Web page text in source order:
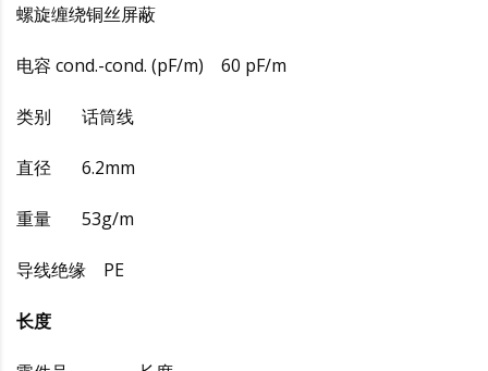
螺旋缠绕铜丝屏蔽
电容 cond.-cond. (pF/m) 60 pF/m
类别 话筒线
直径 6.2mm
重量 53g/m
导线绝缘 PE
长度